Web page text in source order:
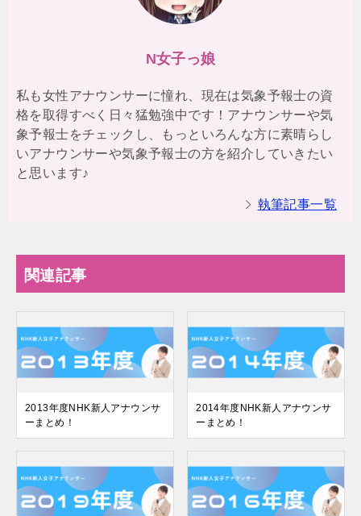
N女子っ娘
私も女性アナウンサーに憧れ、現在は気象予報士の資
格を取得すべく日々猛勉強中です！アナウンサーや気
象予報士をチェックし、もっといろんな方に素晴らし
いアナウンサーや気象予報士の方を紹介していきたい
と思います♪
執筆記事一覧
関連記事
2013年度NHK新人アナウンサ
ーまとめ！
2014年度NHK新人アナウンサ
ーまとめ！